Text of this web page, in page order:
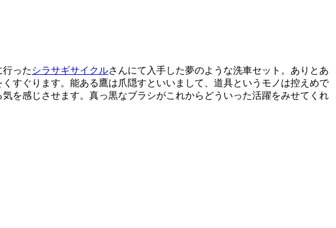
った シラサギサイクルさんにて入手した夢のような洗車セット。ありとあ
すぐります。能ある鷹は爪隠すといいまして、道具というモノは控えめで
を感じさせます。真っ黒なブラシがこれからどういった活躍をみせてくれ